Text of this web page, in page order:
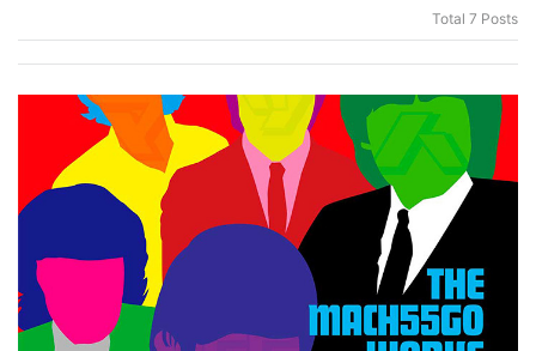
Total 7 Posts